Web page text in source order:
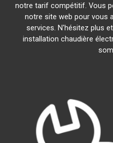
notre tarif compétitif. Vous
notre site web pour vous
services. N'hésitez plus
installation chaudière